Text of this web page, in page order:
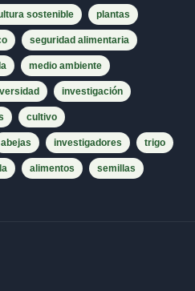
sostenible plantas
seguridad alimentaria
medio ambiente
investigación
cultivo
abejas investigadores trigo
alimentos semillas